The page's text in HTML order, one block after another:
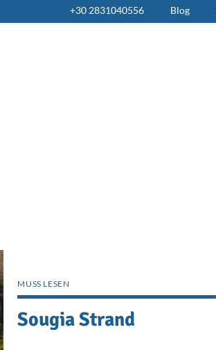
+30 2831040556 Blog
MUSS LESEN
Sougia Strand